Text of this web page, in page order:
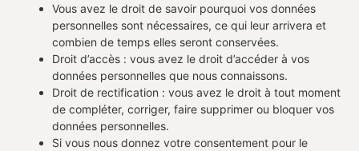
Vous avez le droit de savoir pourquoi vos données
personnelles sont nécessaires, ce qui leur arrivera et
combien de temps elles seront conservées.
Droit d’accès : vous avez le droit d’accéder à vos
données personnelles que nous connaissons.
Droit de rectification : vous avez le droit à tout moment
de compléter, corriger, faire supprimer ou bloquer vos
données personnelles.
Si vous nous donnez votre consentement pour le